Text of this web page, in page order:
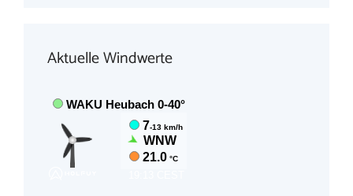
Aktuelle Windwerte